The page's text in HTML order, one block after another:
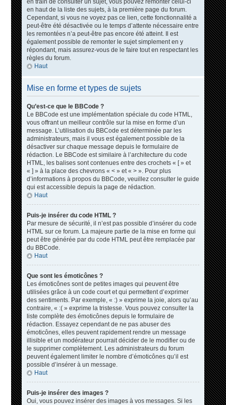
en train de consulter un sujet, vous pouvez remonter celui-ci
en haut de la liste des sujets, à la première page du forum.
Cependant, si vous ne voyez pas ce lien, cette fonctionnalité a
peut-être été désactivée ou le temps d’attente nécessaire entre
les remontées n’a peut-être pas encore été atteint. Il est
également possible de remonter le sujet simplement en y
répondant, mais assurez-vous de le faire tout en respectant les
règles du forum.
Haut
Mise en forme et types de sujets
Qu’est-ce que le BBCode ?
Le BBCode est une implémentation spéciale du code HTML,
vous offrant un meilleur contrôle sur la mise en forme d’un
message. L’utilisation du BBCode est déterminée par les
administrateurs, mais il vous est également possible de la
désactiver sur chaque message depuis le formulaire de
rédaction. Le BBCode est similaire à l’architecture du code
HTML, les balises sont contenues entre des crochets « [ » et
« ] » à la place des chevrons « < » et « > ». Pour plus
d’informations à propos du BBCode, veuillez consulter le guide
qui est accessible depuis la page de rédaction.
Haut
Puis-je insérer du code HTML ?
Par mesure de sécurité, il n’est pas possible d’insérer du code
HTML sur ce forum. La majeure partie de la mise en forme qui
peut être générée par du code HTML peut être remplacée par
du BBCode.
Haut
Que sont les émoticônes ?
Les émoticônes sont de petites images qui peuvent être
utilisées grâce à un code court et qui permettent d’exprimer
des sentiments. Par exemple, « :) » exprime la joie, alors qu’au
contraire, « :( » exprime la tristesse. Vous pouvez consulter la
liste complète des émoticônes depuis le formulaire de
rédaction. Essayez cependant de ne pas abuser des
émoticônes, elles peuvent rapidement rendre un message
illisible et un modérateur pourrait décider de le modifier ou de
le supprimer complètement. Les administrateurs du forum
peuvent également limiter le nombre d’émoticônes qu’il est
possible d’insérer à un message.
Haut
Puis-je insérer des images ?
Oui, vous pouvez insérer des images à vos messages. Si les